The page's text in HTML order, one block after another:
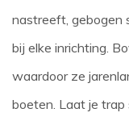
nastreeft, gebogen
bij elke inrichting.
waardoor ze
boeten. Laat je